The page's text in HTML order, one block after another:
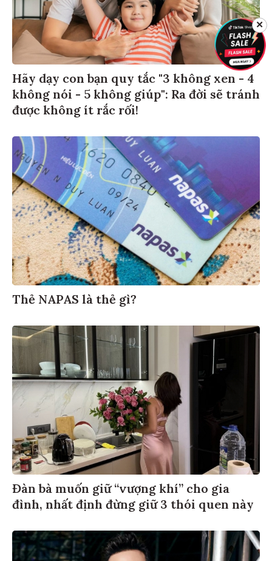
Hãy dạy con bạn quy tắc "3 không xen - 4
không nói - 5 không giúp": Ra đời sẽ tránh
được không ít rắc rối!
Thẻ NAPAS là thẻ gì?
Đàn bà muốn giữ “vượng khí” cho gia
đình, nhất định đừng giữ 3 thói quen này
✕